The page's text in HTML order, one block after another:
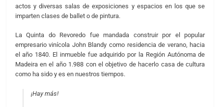
actos y diversas salas de exposiciones y espacios en los que se
imparten clases de ballet o de pintura.
La Quinta do Revoredo fue mandada construir por el popular
empresario vinícola John Blandy como residencia de verano, hacia
el año 1840. El inmueble fue adquirido por la Región Autónoma de
Madeira en el año 1.988 con el objetivo de hacerlo casa de cultura
como ha sido y es en nuestros tiempos.
¡Hay más!